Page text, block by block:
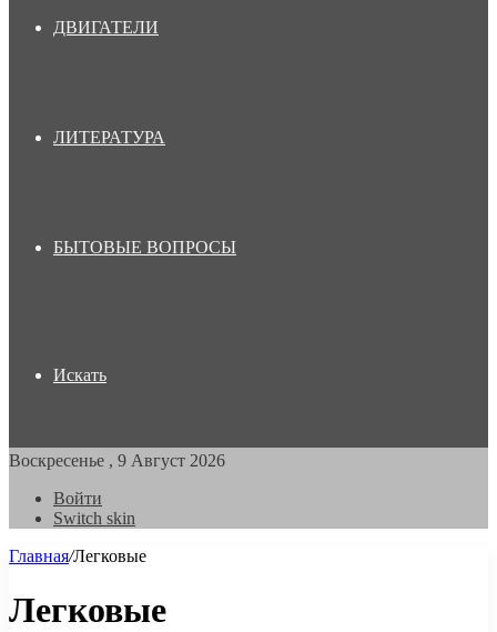
ДВИГАТЕЛИ
ЛИТЕРАТУРА
БЫТОВЫЕ ВОПРОСЫ
Искать
Воскресенье , 9 Август 2026
Войти
Switch skin
Главная/Легковые
Легковые